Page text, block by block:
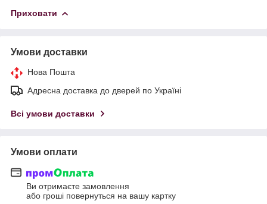
Приховати
Умови доставки
Нова Пошта
Адресна доставка до дверей по Україні
Всі умови доставки
Умови оплати
Ви отримаєте замовлення
або гроші повернуться на вашу картку